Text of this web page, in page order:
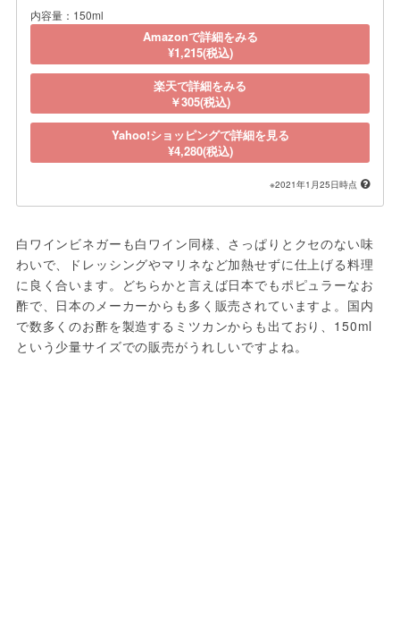
内容量：150ml
Amazonで詳細をみる
¥1,215(税込)
楽天で詳細をみる
￥305(税込)
Yahoo!ショッピングで詳細を見る
¥4,280(税込)
※2021年1月25日時点
白ワインビネガーも白ワイン同様、さっぱりとクセのない味
わいで、ドレッシングやマリネなど加熱せずに仕上げる料理
に良く合います。どちらかと言えば日本でもポピュラーなお
酢で、日本のメーカーからも多く販売されていますよ。国内
で数多くのお酢を製造するミツカンからも出ており、150ml
という少量サイズでの販売がうれしいですよね。